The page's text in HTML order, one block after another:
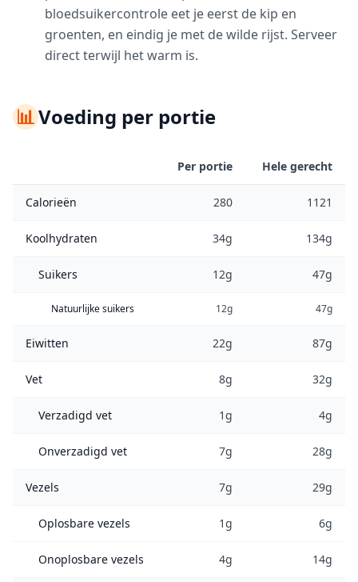
bloedsuikercontrole eet je eerst de kip en
groenten, en eindig je met de wilde rijst. Serveer
direct terwijl het warm is.
📊Voeding per portie
Per portie Hele gerecht
Calorieën 280 1121
Koolhydraten 34g 134g
Suikers 12g 47g
Natuurlijke suikers 12g 47g
Eiwitten 22g 87g
Vet 8g 32g
Verzadigd vet 1g 4g
Onverzadigd vet 7g 28g
Vezels 7g 29g
Oplosbare vezels 1g 6g
Onoplosbare vezels 4g 14g